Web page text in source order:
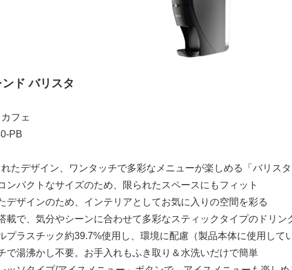
ド バリスタ
フェ
PB
たデザイン、ワンタッチで多彩なメニューが楽しめる「バリスタ
ンパクトなサイズのため、限られたスペースにもフィット
デザインのため、インテリアとしてお気に入りの空間を彩る
載で、気分やシーンに合わせて多彩なスティックタイプのドリン
プラスチック約39.7%使用し、環境に配慮（製品本体に使用して
で湯沸かし不要。お手入れもふき取り＆水洗いだけで簡単